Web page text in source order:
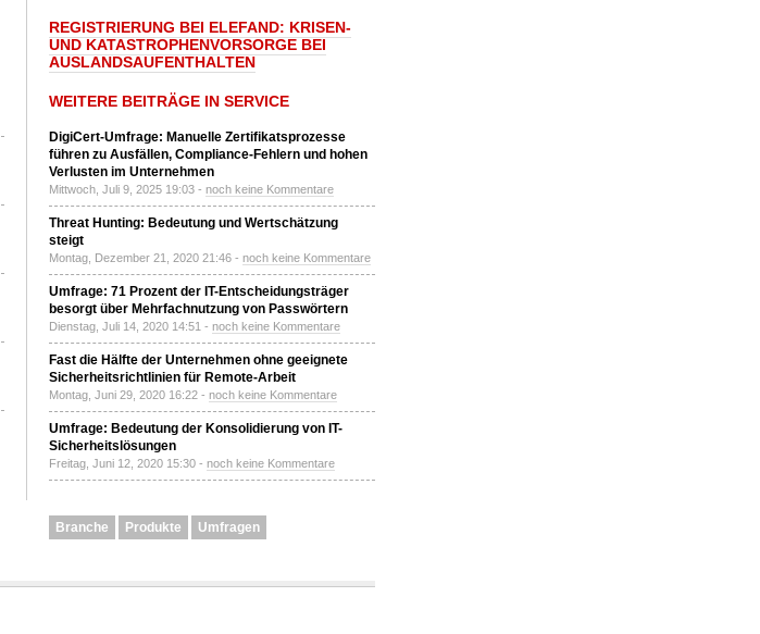
REGISTRIERUNG BEI ELEFAND: KRISEN-
UND KATASTROPHENVORSORGE BEI
AUSLANDSAUFENTHALTEN
WEITERE BEITRÄGE IN SERVICE
DigiCert-Umfrage: Manuelle Zertifikatsprozesse
führen zu Ausfällen, Compliance-Fehlern und hohen
Verlusten im Unternehmen
Mittwoch, Juli 9, 2025 19:03 - noch keine Kommentare
Threat Hunting: Bedeutung und Wertschätzung
steigt
Montag, Dezember 21, 2020 21:46 - noch keine Kommentare
Umfrage: 71 Prozent der IT-Entscheidungsträger
besorgt über Mehrfachnutzung von Passwörtern
Dienstag, Juli 14, 2020 14:51 - noch keine Kommentare
Fast die Hälfte der Unternehmen ohne geeignete
Sicherheitsrichtlinien für Remote-Arbeit
Montag, Juni 29, 2020 16:22 - noch keine Kommentare
Umfrage: Bedeutung der Konsolidierung von IT-
Sicherheitslösungen
Freitag, Juni 12, 2020 15:30 - noch keine Kommentare
Branche Produkte Umfragen